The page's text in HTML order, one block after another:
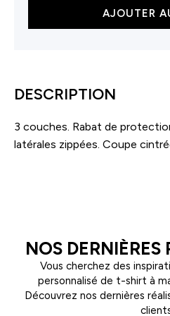
AJOUTER
DESCRIPTION
3 couches. Rabat de
latérales zippées. Coupe
NOS
Vous cherchez des
personnalisé de t-shirt à
Découvrez nos dernières